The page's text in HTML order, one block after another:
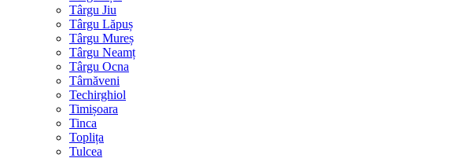
Târgu Jiu
Târgu Lăpuș
Târgu Mureș
Târgu Neamț
Târgu Ocna
Târnăveni
Techirghiol
Timișoara
Tinca
Toplița
Tulcea